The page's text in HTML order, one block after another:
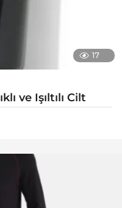
17
ve Işıltılı Cilt